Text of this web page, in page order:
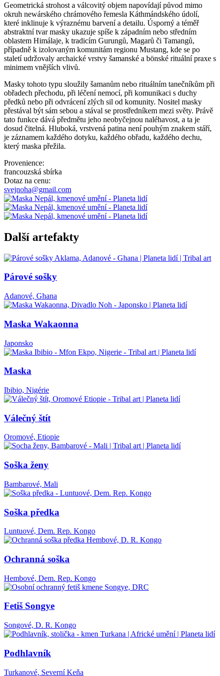
Geometrická strohost a válcovitý objem napovídají původ mimo
okruh newárského chrámového řemesla Káthmándského údolí,
které inklinuje k výraznému barvení a detailu. Úsporný a téměř
abstraktní tvar masky ukazuje spíše k západním nebo středním
oblastem Himálaje, k tradicím Gurungů, Magarů či Tamangů,
případně k izolovaným komunitám regionu Mustang, kde se po
staletí udržovaly archaické vrstvy šamanské a bönské rituální praxe s
minimem vnějších vlivů.
Masky tohoto typu sloužily šamanům nebo rituálním tanečníkům při
obřadech přechodu, při léčení nemocí, při komunikaci s duchy
předků nebo při odvrácení zlých sil od komunity. Nositel masky
přestával být sám sebou a stával se prostředníkem mezi světy. Právě
tato funkce dává předmětu jeho neobyčejnou naléhavost, a ta je
dosud čitelná. Hluboká, vrstvená patina není pouhým znakem stáří,
je záznamem každého dotyku, každého obřadu, každého dechu,
který maska přežila.
Provenience:
francouzská sbírka
Dotaz na cenu:
svejnoha@gmail.com
Další artefakty
Párové sošky
Adanové, Ghana
Maska Wakaonna
Japonsko
Maska
Ibibio, Nigérie
Válečný štít
Oromové, Etiopie
Soška ženy
Bambarové, Mali
Soška předka
Luntuové, Dem. Rep. Kongo
Ochranná soška
Hembové, Dem. Rep. Kongo
Fetiš Songye
Songové, D. R. Kongo
Podhlavník
Turkanové, Severní Keňa